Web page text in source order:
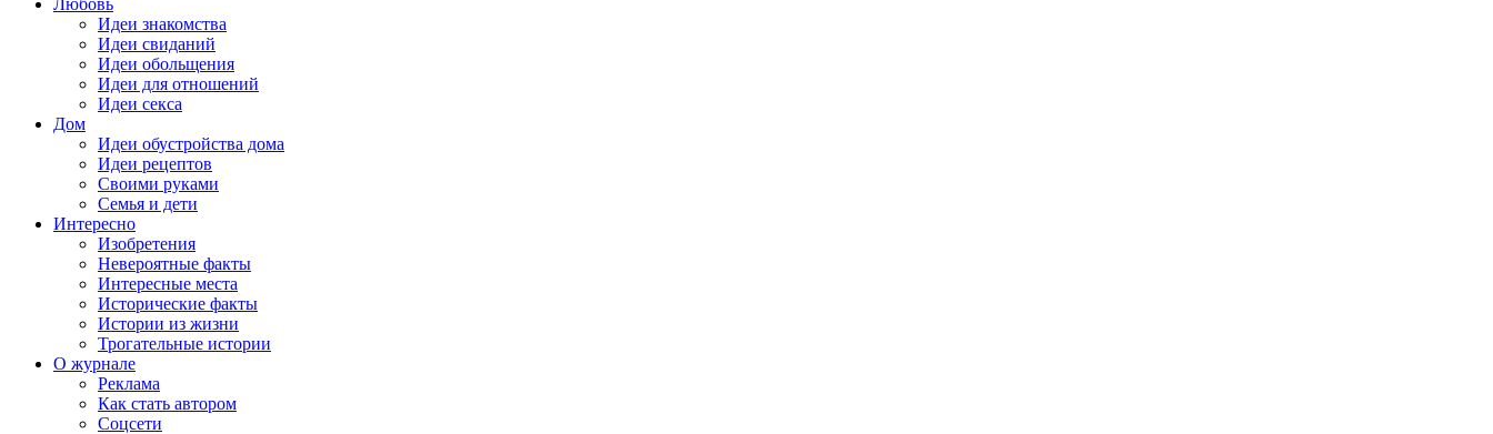
Любовь
Идеи знакомства
Идеи свиданий
Идеи обольщения
Идеи для отношений
Идеи секса
Дом
Идеи обустройства дома
Идеи рецептов
Своими руками
Семья и дети
Интересно
Изобретения
Невероятные факты
Интересные места
Исторические факты
Истории из жизни
Трогательные истории
О журнале
Реклама
Как стать автором
Соцсети